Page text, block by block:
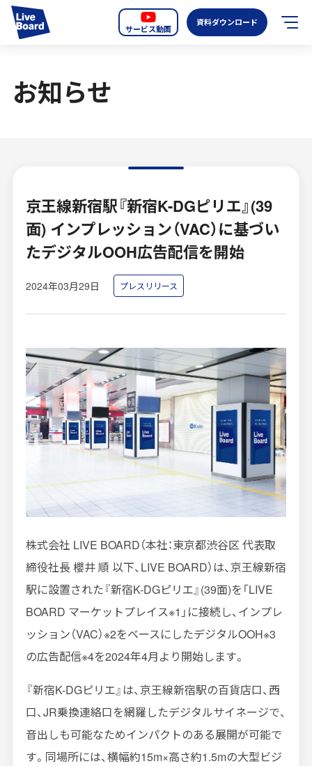
サービス動画
資料ダウンロード
サービス紹介
導入事例
全国のスクリーン
オーディエンスデータの階層
お問い合わせ
よくあるご質問
掲載までの流れ
お知らせ
京王線新宿駅『新宿K-DGピリエ』(39
面) インプレッション（VAC）に基づい
たデジタルOOH広告配信を開始
2024年03月29日 プレスリリース
株式会社 LIVE BOARD（本社：東京都渋谷区 代表取
締役社長 櫻井 順 以下、LIVE BOARD）は、京王線新宿
駅に設置された『新宿K-DGピリエ』(39面)を「LIVE
BOARD マーケットプレイス※1」に接続し、インプレ
ッション（VAC）※2をベースにしたデジタルOOH※3
の広告配信※4を2024年4月より開始します。
『新宿K-DGピリエ』は、京王線新宿駅の百貨店口、西
口、JR乗換連絡口を網羅したデジタルサイネージで、
音出しも可能なためインパクトのある展開が可能で
す。同場所には、横幅約15m×高さ約1.5mの大型ビジ